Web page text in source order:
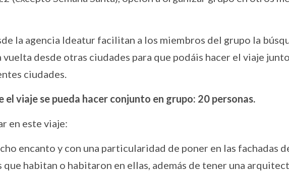
la agencia Ideatur facilitan a los miembros del grupo la
desde otras ciudades para que podáis hacer el viaje
ciudades.
el viaje se pueda hacer conjunto en grupo: 20 personas.
en este viaje:
encanto y con una particularidad de poner en las fachadas
que habitan o habitaron en ellas, además de tener una
nueva tendencia
social
amistad y